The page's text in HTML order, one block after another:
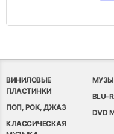
ВИНИЛОВЫЕ
ПЛАСТИНКИ
ПОП, РОК, ДЖАЗ
КЛАССИЧЕСКАЯ
BLU-
DVD